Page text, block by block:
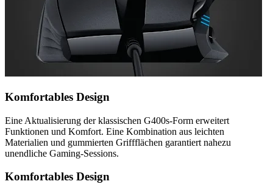
Komfortables Design
Eine Aktualisierung der klassischen G400s-Form erweitert
Funktionen und Komfort. Eine Kombination aus leichten
Materialien und gummierten Griffflächen garantiert nahezu
unendliche Gaming-Sessions.
Komfortables Design